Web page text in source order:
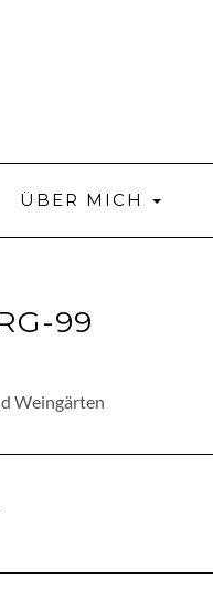
ÜBER MICH
99